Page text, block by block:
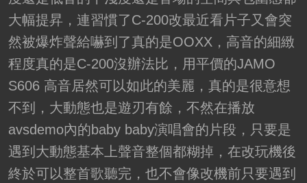
大幅提昇，連習慣了C-200改最近看片子又會突
然被爆炸聲給嚇到了真的是OOXX，高音的細緻
程度真的是C-200沒辦法比，用平價的JAMO
S606 高音居然可以如此的美麗，真的是很意想
不到，大動態也是遊刃有餘，不然在播放
avsdemo內的baby baby演唱會的片段，只要是
遇到大動態基本上聲音整個都糊掉，在改玩機後
終於可以整首歌聽完，也不會像改機前只要遇到